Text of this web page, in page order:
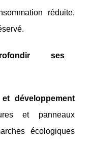
réduite,
ses
développement
et panneaux
écologiques